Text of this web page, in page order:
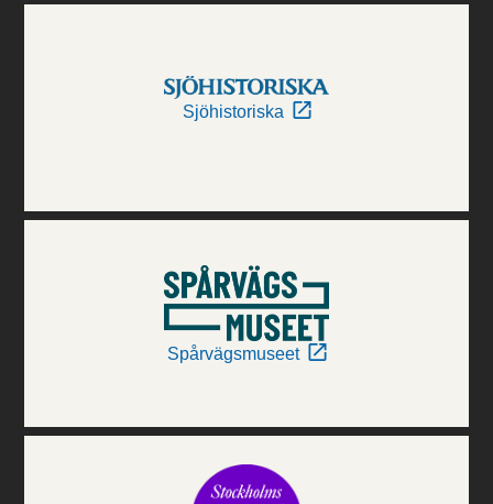
Sjöhistoriska
Spårvägsmuseet